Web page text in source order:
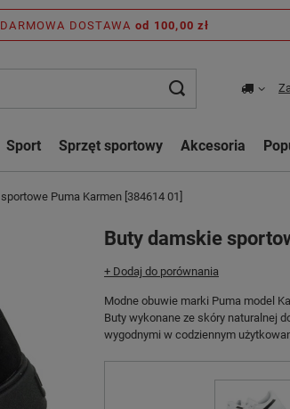
DARMOWA DOSTAWA od 100,00 zł
Sport Sprzęt sportowy Akcesoria
Puma Karmen [384614 01]
Buty damskie
+ Dodaj do porównania
Modne obuwie marki Puma model
Buty wykonane ze skóry naturalnej
wygodnymi w codziennym